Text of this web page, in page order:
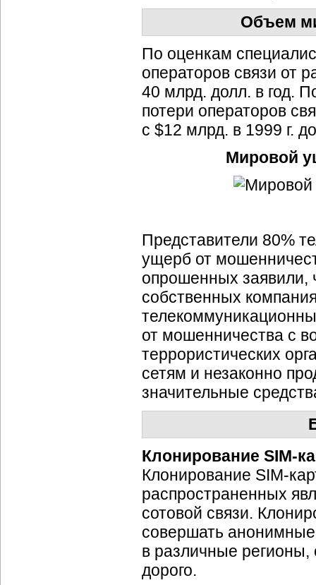
Объем
По оценкам
операторов связи от
40 млрд. долл. в год.
потери операторов
с $12 млрд. в 1999 г.
Мировой
Представители 80%
ущерб от
опрошенных заявили,
собственных
от мошенничества с
террористических
сетям и незаконно
значительные
Клонирование SIM-
Клонирование SIM-
распространенных
сотовой связи.
совершать
в различные регионы,
дорого.